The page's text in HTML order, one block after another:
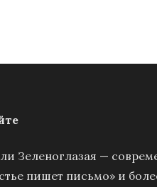
Зеленоглазая —
пишет письмо» и